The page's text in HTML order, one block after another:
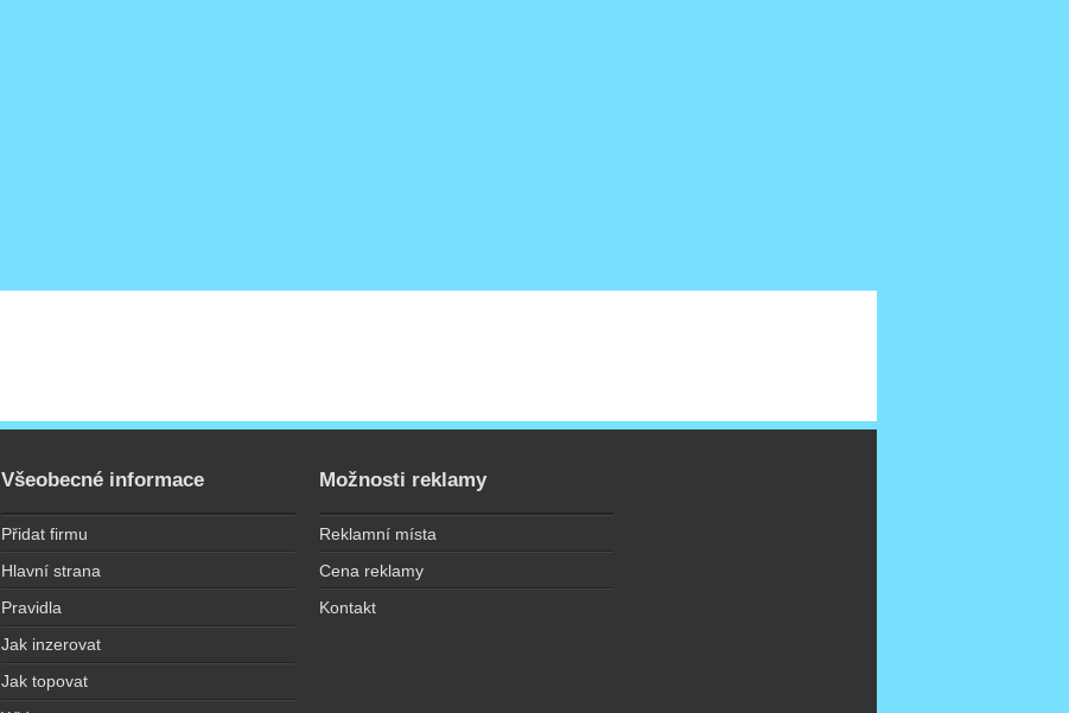
Všeobecné informace
Přidat firmu
Hlavní strana
Pravidla
Jak inzerovat
Jak topovat
Možnosti reklamy
Reklamní místa
Cena reklamy
Kontakt